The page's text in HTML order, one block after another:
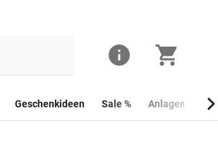
Geschenkideen Sale % Anlagemünzen